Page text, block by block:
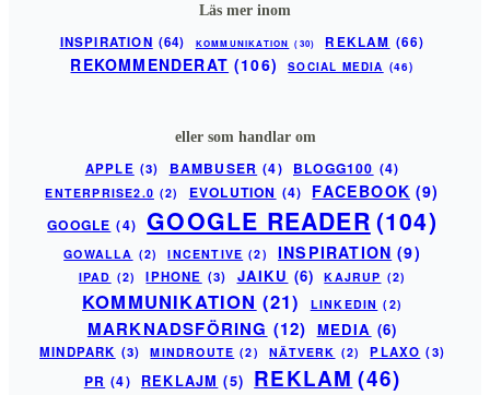
Läs mer inom
INSPIRATION (64) KOMMUNIKATION (30) REKLAM (66)
REKOMMENDERAT (106) SOCIAL MEDIA (46)
eller som handlar om
APPLE (3) BAMBUSER (4) BLOGG100 (4)
ENTERPRISE2.0 (2) EVOLUTION (4) FACEBOOK (9)
GOOGLE (4) GOOGLE READER(104)
GOWALLA (2) INCENTIVE (2) INSPIRATION (9)
IPAD (2) IPHONE (3) JAIKU (6) KAJRUP (2)
KOMMUNIKATION (21) LINKEDIN (2)
MARKNADSFÖRING (12) MEDIA (6)
MINDPARK (3) MINDROUTE (2) NÄTVERK (2) PLAXO (3)
PR (4) REKLAJM (5) REKLAM (46)